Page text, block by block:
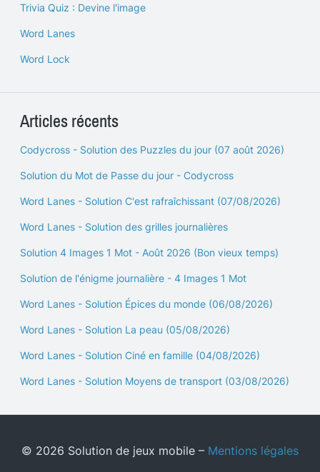
Trivia Quiz : Devine l'image
Word Lanes
Word Lock
Articles récents
Codycross - Solution des Puzzles du jour (07 août 2026)
Solution du Mot de Passe du jour - Codycross
Word Lanes - Solution C'est rafraîchissant (07/08/2026)
Word Lanes - Solution des grilles journalières
Solution 4 Images 1 Mot - Août 2026 (Bon vieux temps)
Solution de l'énigme journalière - 4 Images 1 Mot
Word Lanes - Solution Épices du monde (06/08/2026)
Word Lanes - Solution La peau (05/08/2026)
Word Lanes - Solution Ciné en famille (04/08/2026)
Word Lanes - Solution Moyens de transport (03/08/2026)
© 2026 Solution de jeux mobile – Mentions légales